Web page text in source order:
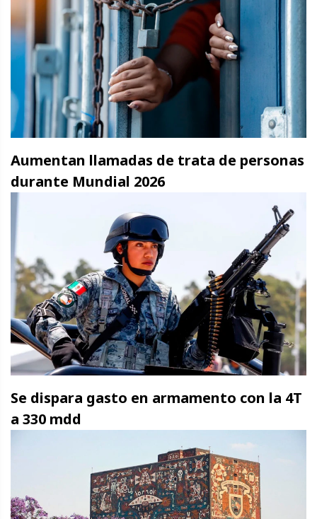
Aumentan llamadas de trata de personas
durante Mundial 2026
Se dispara gasto en armamento con la 4T
a 330 mdd